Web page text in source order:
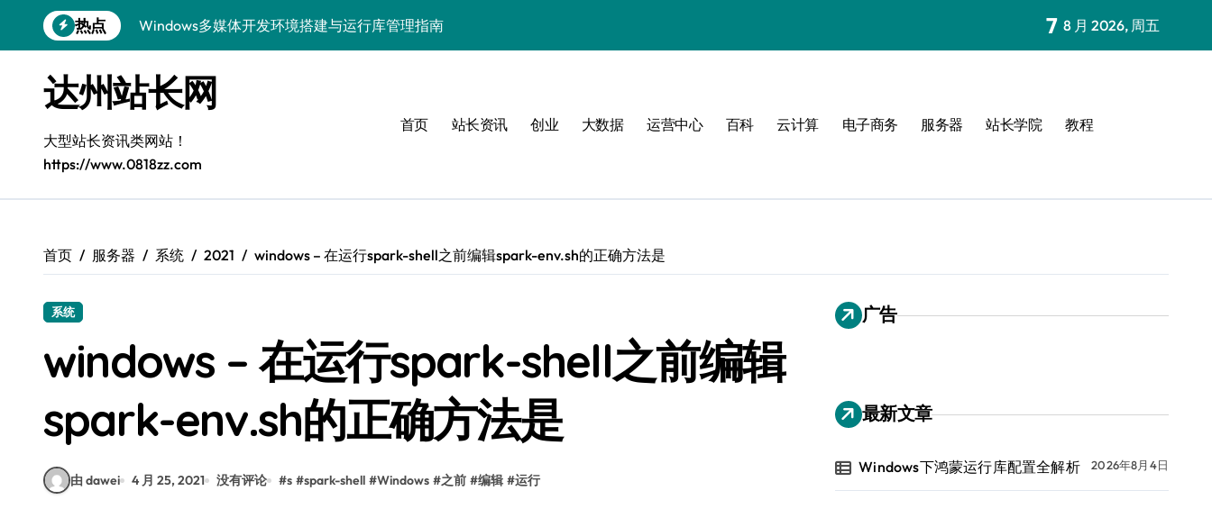
到
热点
Windows多媒体开发环境搭建与运行库管理指南
Windows微服务网关运行库高效配置指南
网站构建全解析：框架选型与设计模式精要
Windows下大数据运行库高效部署与管理
漏洞精准定位与快速修复实战指南
容器化部署与智能编排：系统架构升级新实践
Windows下鸿蒙运行库配置全解析
7 8 月 2026, 周五
达州站长网
大型站长资讯类网站！
https://www.0818zz.com
首页 站长资讯 创业 大数据 运营中心 百科 云计算 电子商务 服务器 站长学院 教程
首页 服务器 系统 2021 windows – 在运行spark-shell之前编辑spark-env.sh的正确方法是
系统
windows – 在运行spark-shell之前编辑
spark-env.sh的正确方法是
由 dawei 4 月 25, 2021 没有评论 #s #spark-shell #Windows #之前 #编辑 #运行
广告
最新文章
Windows下鸿蒙运行库配置全解析 2026年8月4日